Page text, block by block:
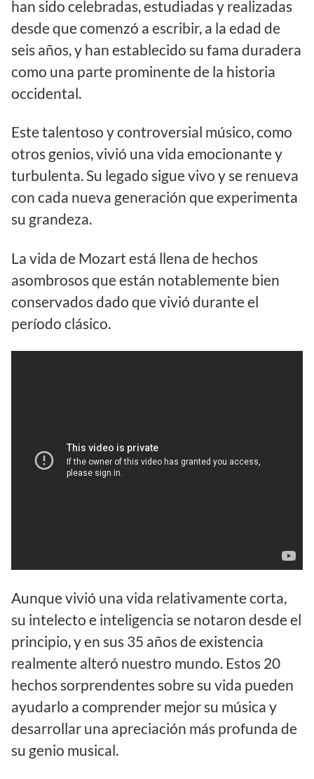
han sido celebradas, estudiadas y realizadas
desde que comenzó a escribir, a la edad de
seis años, y han establecido su fama duradera
como una parte prominente de la historia
occidental.
Este talentoso y controversial músico, como
otros genios, vivió una vida emocionante y
turbulenta. Su legado sigue vivo y se renueva
con cada nueva generación que experimenta
su grandeza.
La vida de Mozart está llena de hechos
asombrosos que están notablemente bien
conservados dado que vivió durante el
período clásico.
Aunque vivió una vida relativamente corta,
su intelecto e inteligencia se notaron desde el
principio, y en sus 35 años de existencia
realmente alteró nuestro mundo. Estos 20
hechos sorprendentes sobre su vida pueden
ayudarlo a comprender mejor su música y
desarrollar una apreciación más profunda de
su genio musical.